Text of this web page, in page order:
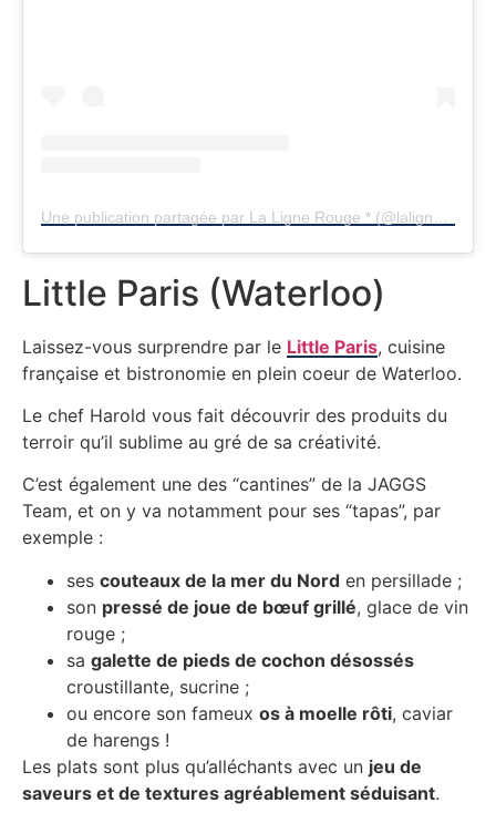
Little Paris (Waterloo)
Laissez-vous surprendre par le Little Paris, cuisine
française et bistronomie en plein coeur de Waterloo.
Le chef Harold vous fait découvrir des produits du
terroir qu’il sublime au gré de sa créativité.
C’est également une des “cantines” de la JAGGS
Team, et on y va notamment pour ses “tapas”, par
exemple :
ses couteaux de la mer du Nord en persillade ;
son pressé de joue de bœuf grillé, glace de vin
rouge ;
sa galette de pieds de cochon désossés
croustillante, sucrine ;
ou encore son fameux os à moelle rôti, caviar
de harengs !
Les plats sont plus qu’alléchants avec un jeu de
saveurs et de textures agréablement séduisant.